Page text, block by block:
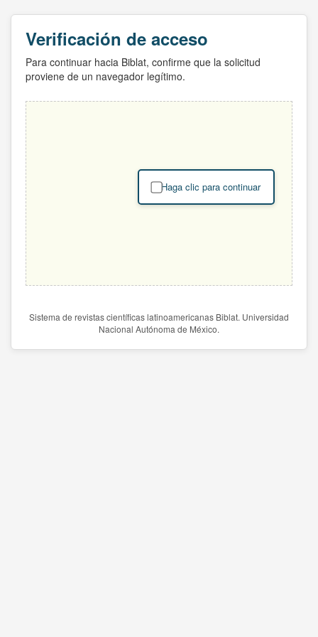
Verificación de acceso
Para continuar hacia Biblat, confirme que la solicitud
proviene de un navegador legítimo.
Haga clic para continuar
Sistema de revistas científicas latinoamericanas Biblat. Universidad
Nacional Autónoma de México.